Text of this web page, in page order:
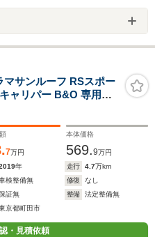
サンルーフ RSスポー
ャリパー B&O 専用レ
チャルコックピット
マトリクスLED MMIナ
7万円
本体価格
569.9万円
年 走行 4.7万km
検整備無 修復
なし
証無 整備
法定整備無
京都町田市
・見積依頼